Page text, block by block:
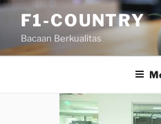
Skip
content
F1-COUNTRY
Bacaan Berkualitas